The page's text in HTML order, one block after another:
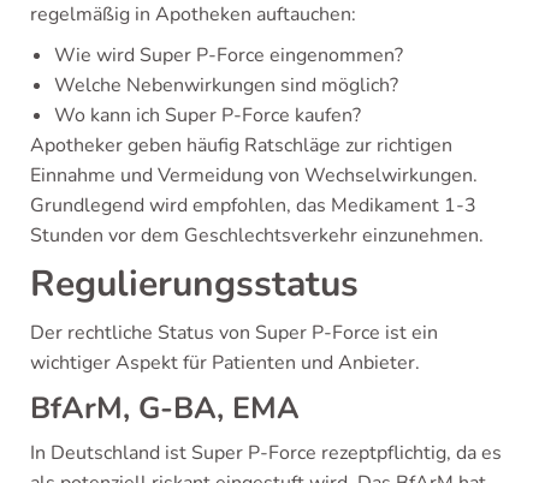
regelmäßig in Apotheken auftauchen:
Wie wird Super P-Force eingenommen?
Welche Nebenwirkungen sind möglich?
Wo kann ich Super P-Force kaufen?
Apotheker geben häufig Ratschläge zur richtigen
Einnahme und Vermeidung von Wechselwirkungen.
Grundlegend wird empfohlen, das Medikament 1-3
Stunden vor dem Geschlechtsverkehr einzunehmen.
Regulierungsstatus
Der rechtliche Status von Super P-Force ist ein
wichtiger Aspekt für Patienten und Anbieter.
BfArM, G-BA, EMA
In Deutschland ist Super P-Force rezeptpflichtig, da es